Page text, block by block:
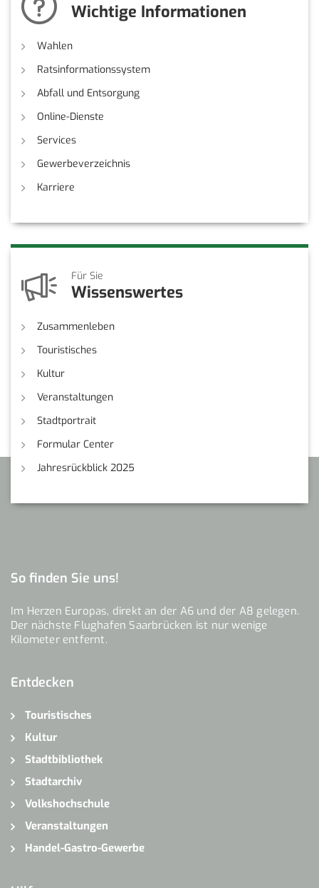
Wichtige Informationen
Wahlen
Ratsinformationssystem
Abfall und Entsorgung
Online-Dienste
Services
Gewerbeverzeichnis
Karriere
Für Sie
Wissenswertes
Zusammenleben
Touristisches
Kultur
Veranstaltungen
Stadtportrait
Formular Center
Jahresrückblick 2025
So finden Sie uns!
Im Herzen Europas, direkt an der A6 und der A8 gelegen.
Der nächste Flughafen Saarbrücken ist nur wenige
Kilometer entfernt.
Entdecken
Touristisches
Kultur
Stadtbibliothek
Stadtarchiv
Volkshochschule
Veranstaltungen
Handel-Gastro-Gewerbe